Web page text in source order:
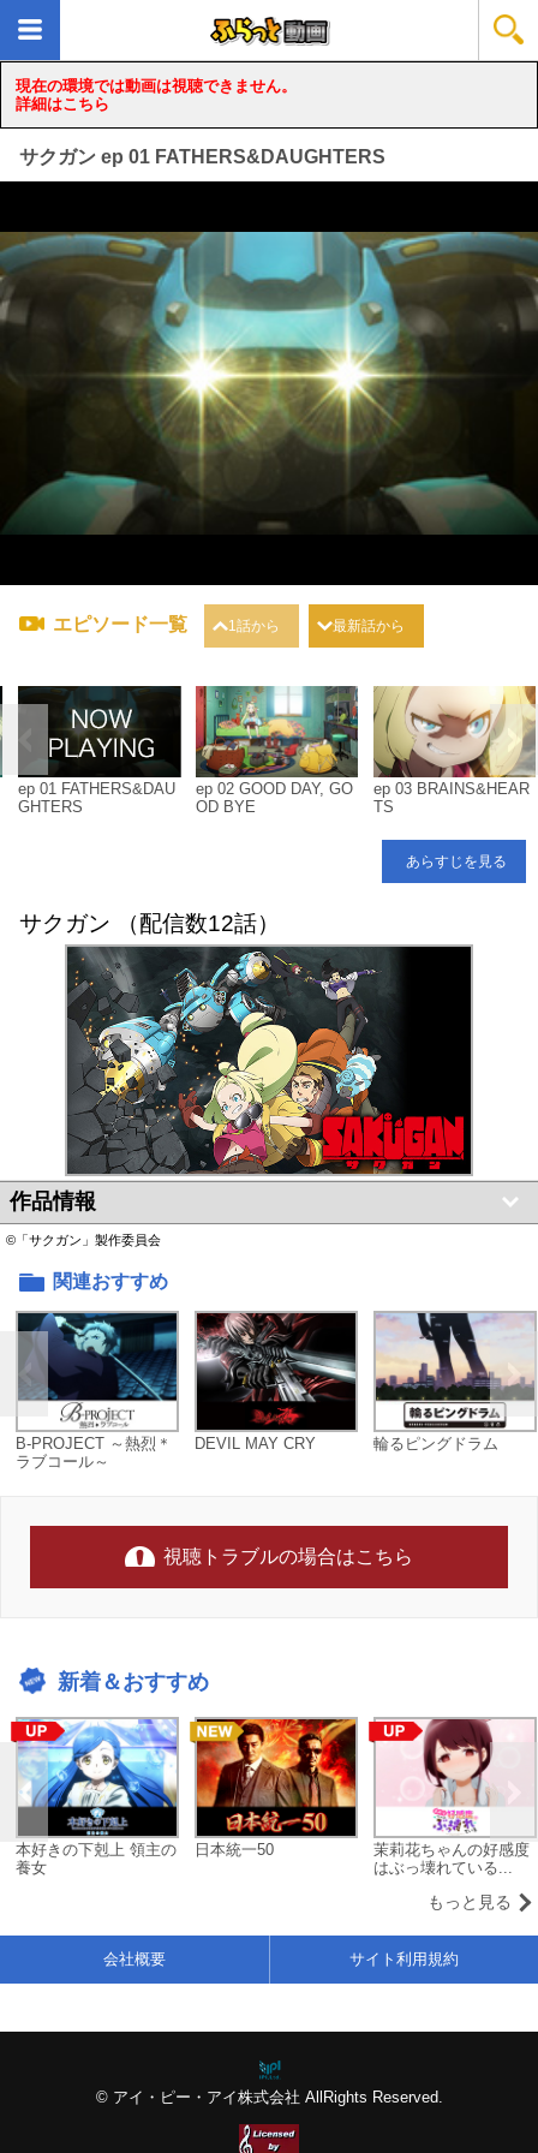
現在の環境では動画は視聴できません。
詳細はこちら
サクガン ep 01 FATHERS&DAUGHTERS
loading...
エピソード一覧 1話から 最新話から
ep 01 FATHERS&DAU
GHTERS
ep 02 GOOD DAY, GO
OD BYE
ep 03 BRAINS&HEAR
TS
あらすじを見る
サクガン （配信数12話）
作品情報
©「サクガン」製作委員会
関連おすすめ
B-PROJECT ～熱烈＊
ラブコール～
DEVIL MAY CRY 輪るピングドラム
視聴トラブルの場合はこちら
新着＆おすすめ
本好きの下剋上 領主の
養女
日本統一50
茉莉花ちゃんの好感度
はぶっ壊れている...
もっと見る
© アイ・ピー・アイ株式会社 AllRights Reserved.
会社概要 サイト利用規約